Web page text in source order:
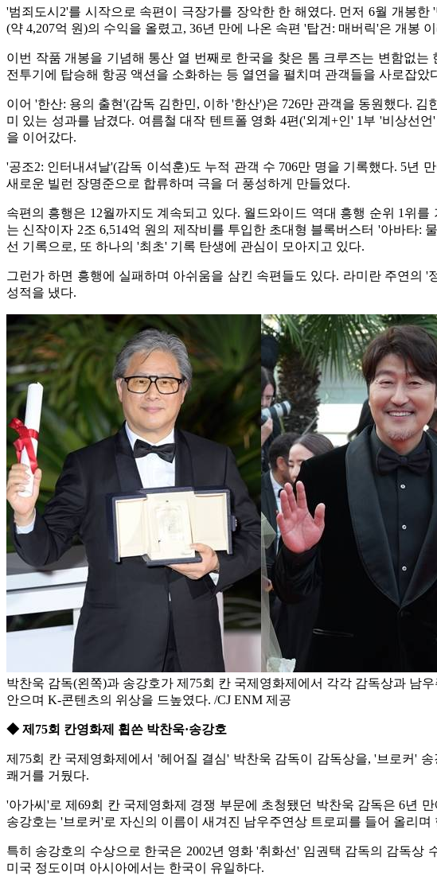
'범죄도시2'를 시작으로 속편이 극장가를 장악한 한 해였다. 먼저 6월 개봉
(약 4,207억 원)의 수익을 올렸고, 36년 만에 나온 속편 '탑건: 매버릭'은 개봉
이번 작품 개봉을 기념해 통산 열 번째로 한국을 찾은 톰 크루즈는 변함없
전투기에 탑승해 항공 액션을 소화하는 등 열연을 펼치며 관객들을 사로잡았
이어 '한산: 용의 출현'(감독 김한민, 이하 '한산')은 726만 관객을 동원했다.
미 있는 성과를 남겼다. 여름철 대작 텐트폴 영화 4편('외계+인' 1부 '비상선
을 이어갔다.
'공조2: 인터내셔날'(감독 이석훈)도 누적 관객 수 706만 명을 기록했다. 5년
새로운 빌런 장명준으로 합류하며 극을 더 풍성하게 만들었다.
속편의 흥행은 12월까지도 계속되고 있다. 월드와이드 역대 흥행 순위 1위
는 신작이자 2조 6,514억 원의 제작비를 투입한 초대형 블록버스터 '아바타:
선 기록으로, 또 하나의 '최초' 기록 탄생에 관심이 모아지고 있다.
그런가 하면 흥행에 실패하며 아쉬움을 삼킨 속편들도 있다. 라미란 주연의
성적을 냈다.
박찬욱 감독(왼쪽)과 송강호가 제75회 칸 국제영화제에서 각각 감독상과 남우
안으며 K-콘텐츠의 위상을 드높였다. /CJ ENM 제공
◆ 제75회 칸영화제 휩쓴 박찬욱·송강호
제75회 칸 국제영화제에서 '헤어질 결심' 박찬욱 감독이 감독상을, '브로커'
쾌거를 거뒀다.
'아가씨'로 제69회 칸 국제영화제 경쟁 부문에 초청됐던 박찬욱 감독은 6년
송강호는 '브로커'로 자신의 이름이 새겨진 남우주연상 트로피를 들어 올리
특히 송강호의 수상으로 한국은 2002년 영화 '취화선' 임권택 감독의 감독
미국 정도이며 아시아에서는 한국이 유일하다.